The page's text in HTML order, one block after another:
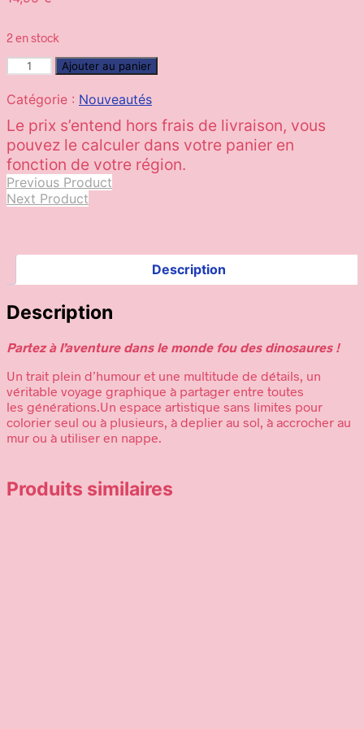
2 en stock
Ajouter au panier
Catégorie : Nouveautés
Previous Product
Next Product
Description
Description
Partez à l’aventure dans le monde fou des dinosaures !
Un trait plein d’humour et une multitude de détails, un
véritable voyage graphique à partager entre toutes
les générations.Un espace artistique sans limites pour
colorier seul ou à plusieurs, à deplier au sol, à accrocher au
mur ou à utiliser en nappe.
Produits similaires